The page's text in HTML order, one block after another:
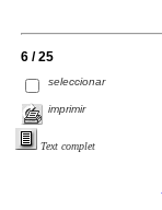
6 / 25
seleccionar
imprimir
Text complet